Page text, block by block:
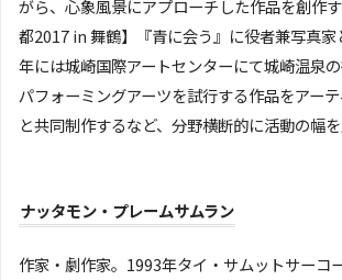
がら、心象風景にアプローチした作品を創作
都2017 in 舞鶴】『青に会う』に役者兼写真
年には城崎国際アートセンターにて城崎温泉
パフォーミングアーツを試行する作品をアー
と共同制作するなど、分野横断的に活動の幅を
ナッタモン・プレームサムラン
作家・劇作家。1993年タイ・サムットサーコ